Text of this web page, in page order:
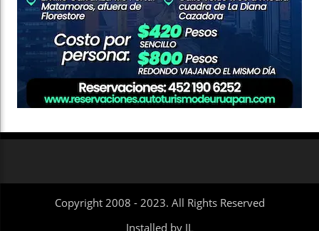
Copyright 2008 - 2023. All Rights Reserved
Installed by IL